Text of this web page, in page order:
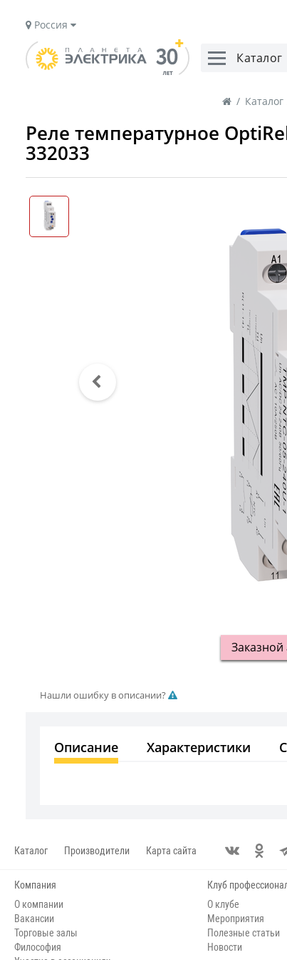
Россия
Каталог
/ Каталог
Реле температурное
332033
Нашли ошибку в описании?
Описание Характеристики
Каталог Производители Карта сайта
Компания
О компании
Вакансии
Торговые залы
Философия
Клуб
О клубе
Мероприятия
Полезные статьи
Новости